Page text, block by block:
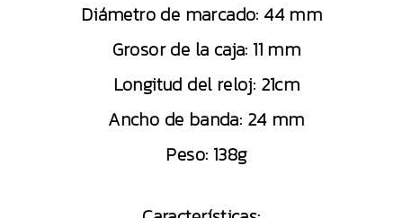
Diámetro de marcado: 44 mm
Grosor de la caja: 11 mm
Longitud del reloj: 21cm
Ancho de banda: 24 mm
Peso: 138g